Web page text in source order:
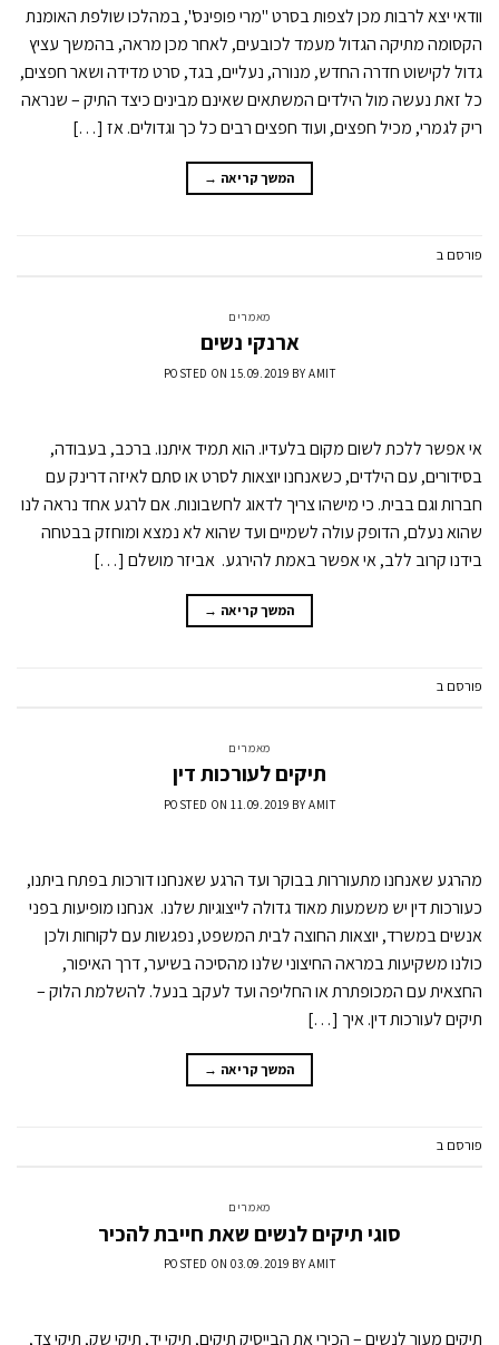
וודאי יצא לרבות מכן לצפות בסרט "מרי פופינס", במהלכו שולפת האומנת
הקסומה מתיקה הגדול מעמד לכובעים, לאחר מכן מראה, בהמשך עציץ
גדול לקישוט חדרה החדש, מנורה, נעליים, בגד, סרט מדידה ושאר חפצים,
כל זאת נעשה מול הילדים המשתאים שאינם מבינים כיצד התיק – שנראה
ריק לגמרי, מכיל חפצים, ועוד חפצים רבים כל כך וגדולים. אז […]
המשך קריאה →
פורסם ב
מאמרים
ארנקי נשים
POSTED ON15.09.2019 BYAMIT
אי אפשר ללכת לשום מקום בלעדיו. הוא תמיד איתנו. ברכב, בעבודה,
בסידורים, עם הילדים, כשאנחנו יוצאות לסרט או סתם לאיזה דרינק עם
חברות וגם בבית. כי מישהו צריך לדאוג לחשבונות. אם לרגע אחד נראה לנו
שהוא נעלם, הדופק עולה לשמיים ועד שהוא לא נמצא ומוחזק בבטחה
בידנו קרוב ללב, אי אפשר באמת להירגע. אביזר מושלם […]
המשך קריאה →
פורסם ב
מאמרים
תיקים לעורכות דין
POSTED ON11.09.2019 BYAMIT
מהרגע שאנחנו מתעוררות בבוקר ועד הרגע שאנחנו דורכות בפתח ביתנו,
כעורכות דין יש משמעות מאוד גדולה לייצוגיות שלנו. אנחנו מופיעות בפני
אנשים במשרד, יוצאות החוצה לבית המשפט, נפגשות עם לקוחות ולכן
כולנו משקיעות במראה החיצוני שלנו מהסיכה בשיער, דרך האיפור,
החצאית עם המכופתרת או החליפה ועד לעקב בנעל. להשלמת הלוק –
תיקים לעורכות דין. איך […]
המשך קריאה →
פורסם ב
מאמרים
סוגי תיקים לנשים שאת חייבת להכיר
POSTED ON03.09.2019 BYAMIT
תיקים מעור לנשים – הכירי את הבייסיק תיקים, תיקי יד, תיקי שק, תיקי צד,